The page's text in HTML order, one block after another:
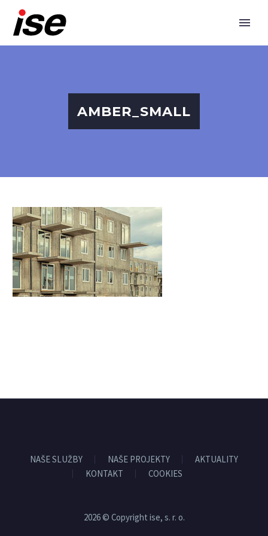
AMBER_SMALL
NAŠE SLUŽBY NAŠE PROJEKTY
AKTUALITY
KONTAKT
COOKIES
2026 © Copyright ise, s. r. o.